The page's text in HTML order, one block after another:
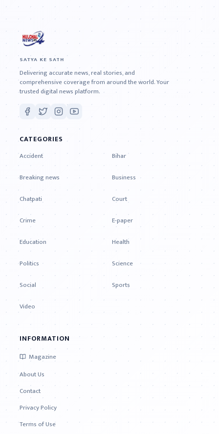
SATYA KE SATH
Delivering accurate news, real stories, and
comprehensive coverage from around the world. Your
trusted digital news platform.
CATEGORIES
Accident
Bihar
Breaking news
Business
Chatpati
Court
Crime
E-paper
Education
Health
Politics
Science
Social
Sports
Video
INFORMATION
Magazine
About Us
Contact
Privacy Policy
Terms of Use